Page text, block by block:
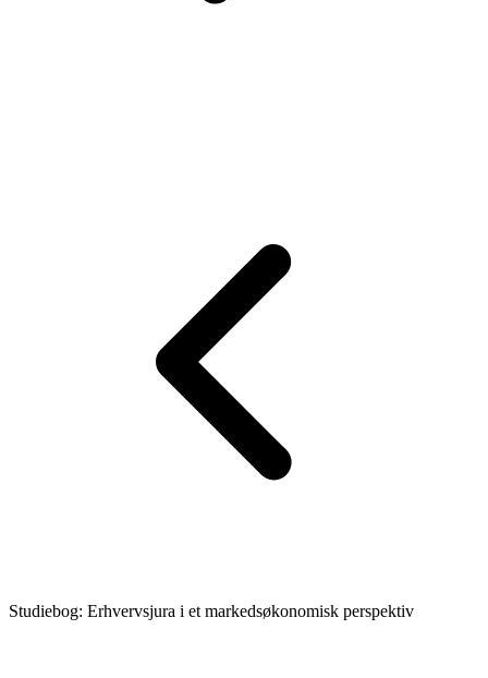
Studiebog: Erhvervsjura i et markedsøkonomisk perspektiv